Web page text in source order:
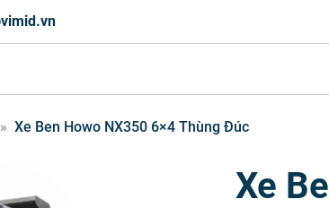
» Xe Ben Howo NX350 6×4 Thùng Đúc
Xe